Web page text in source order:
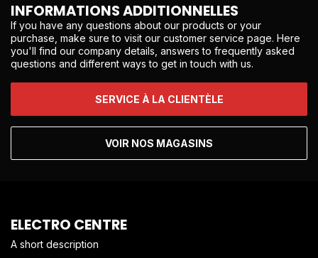
INFORMATIONS ADDITIONNELLES
If you have any questions about our products or your
purchase, make sure to visit our customer service page. Here
you'll find our company details, answers to frequently asked
questions and different ways to get in touch with us.
SERVICE À LA CLIENTÈLE
VOIR NOS MAGASINS
ELECTRO CENTRE
A short description